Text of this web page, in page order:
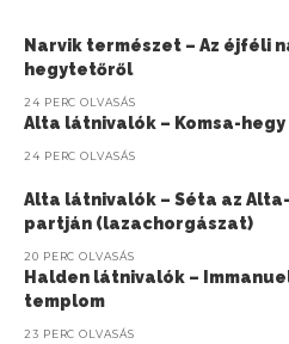
Narvik természet – Az éjféli
hegytetőről
24 PERC OLVASÁS
Alta látnivalók – Komsa-
24 PERC OLVASÁS
Alta látnivalók – Séta az
partján (lazachorgászat)
20 PERC OLVASÁS
Halden látnivalók –
templom
23 PERC OLVASÁS